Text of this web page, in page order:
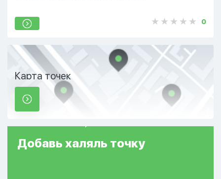
0
Карта точек
Добавь халяль точку